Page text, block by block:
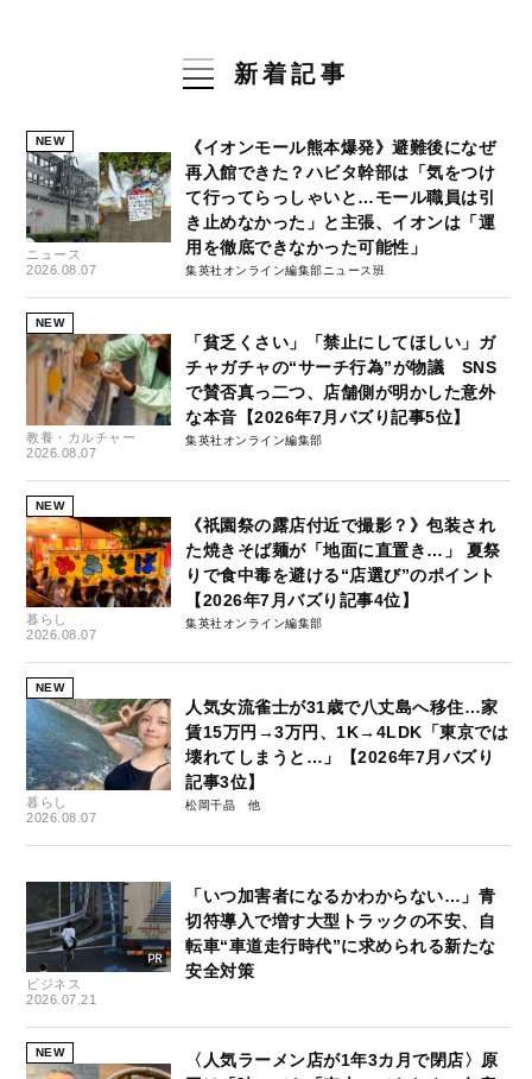
新着記事
NEW
ニュース
2026.08.07
《イオンモール熊本爆発》避難後になぜ
再入館できた？ハビタ幹部は「気をつけ
て行ってらっしゃいと…モール職員は引
き止めなかった」と主張、イオンは「運
用を徹底できなかった可能性」
集英社オンライン編集部ニュース班
NEW
教養・カルチャー
2026.08.07
「貧乏くさい」「禁止にしてほしい」ガ
チャガチャの“サーチ行為”が物議 SNS
で賛否真っ二つ、店舗側が明かした意外
な本音【2026年7月バズり記事5位】
集英社オンライン編集部
NEW
暮らし
2026.08.07
《祇園祭の露店付近で撮影？》包装され
た焼きそば麺が「地面に直置き…」 夏祭
りで食中毒を避ける“店選び”のポイント
【2026年7月バズり記事4位】
集英社オンライン編集部
NEW
暮らし
2026.08.07
人気女流雀士が31歳で八丈島へ移住…家
賃15万円→3万円、1K→4LDK「東京では
壊れてしまうと…」【2026年7月バズり
記事3位】
松岡千晶
ビジネス
2026.07.21
「いつ加害者になるかわからない…」青
切符導入で増す大型トラックの不安、自
転車“車道走行時代”に求められる新たな
安全対策
NEW
〈人気ラーメン店が1年3カ月で閉店〉原